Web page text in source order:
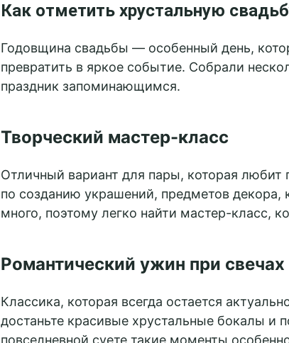
Как отметить хрустальную
Годовщина свадьбы — особенный день,
превратить в яркое событие. Собрали
праздник запоминающимся.
Творческий мастер-класс
Отличный вариант для пары, которая
по созданию украшений, предметов
много, поэтому легко найти мастер-класс,
Романтический ужин при свечах
Классика, которая всегда остается
достаньте красивые хрустальные бокалы и
повседневной суете такие моменты